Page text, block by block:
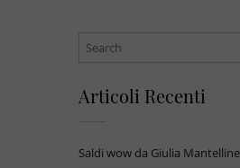
Articoli Recenti
Saldi wow da Giulia Mantelline